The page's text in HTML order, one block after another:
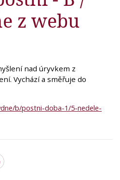
z webu
nad úryvkem z
Vychází a směřuje do
b/postni-doba-1/5-nedele-